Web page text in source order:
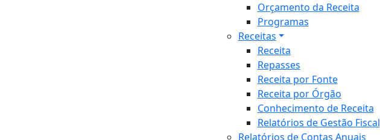
Orçamento da Receita
Programas
Receitas
Receita
Repasses
Receita por Fonte
Receita por Órgão
Conhecimento de Receita
Relatórios de Gestão Fiscal
Relatórios de Contas Anuais